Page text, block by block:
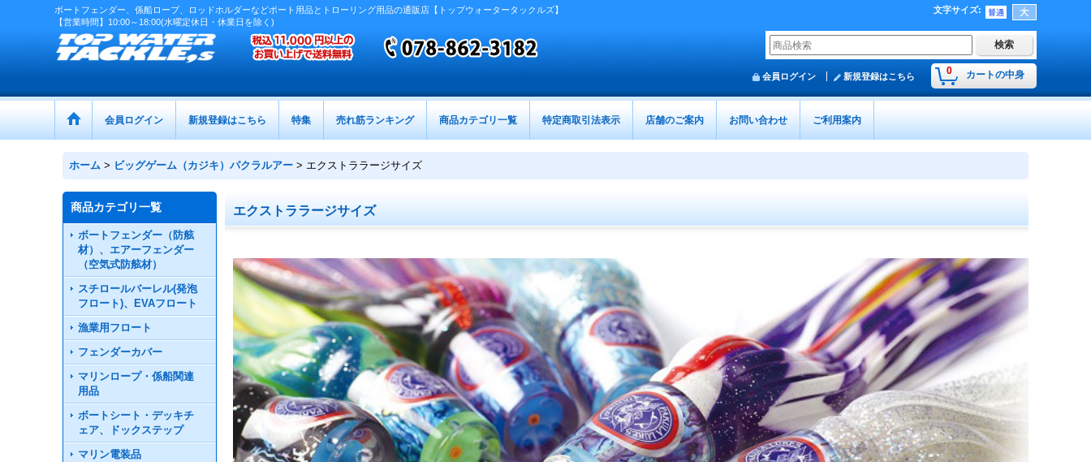
ボートフェンダー、係船ロープ、ロッドホルダーなどボート用品とトローリング用品の通販店【トップウォータータックルズ】
【営業時間】10:00～18:00(水曜定休日・休業日を除く)
文字サイズ:
0 カートの中身
会員ログイン 新規登録はこちら
会員ログイン 新規登録はこちら 特集 売れ筋ランキング 商品カテゴリ一覧 特定商取引法表示 店舗のご案内 お問い合わせ ご利用案内
ホーム > ビッグゲーム（カジキ）パクラルアー > エクストララージサイズ
商品カテゴリ一覧
ボートフェンダー（防舷
材）、エアーフェンダー
（空気式防舷材）
スチロールバーレル(発泡
フロート)、EVAフロート
漁業用フロート
フェンダーカバー
マリンロープ・係船関連
用品
ボートシート・デッキチ
ェア、ドックステップ
マリン電装品
エクストララージサイズ